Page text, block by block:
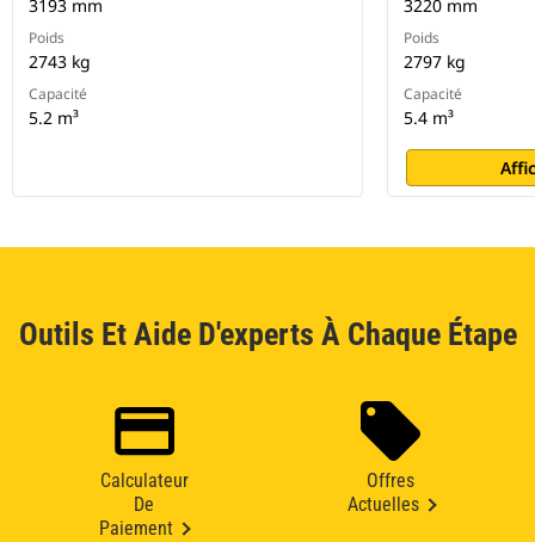
3193 mm
Poids
2743 kg
Capacité
5.2 m³
3220 mm
Poids
2797 kg
Capacité
5.4 m³
Outils Et Aide D'experts À Chaque Étape
Calculateur
De
Paiement
Offres
Actuelles